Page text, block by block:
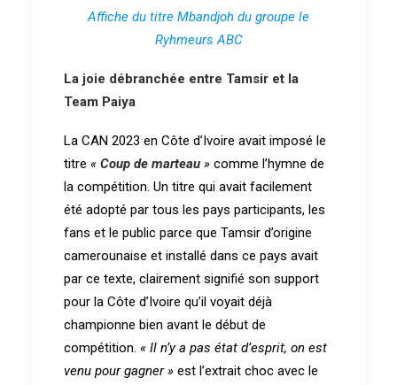
Affiche du titre Mbandjoh du groupe le
Ryhmeurs ABC
La joie débranchée entre Tamsir et la
Team Paiya
La CAN 2023 en Côte d’Ivoire avait imposé le
titre « Coup de marteau » comme l’hymne de
la compétition. Un titre qui avait facilement
été adopté par tous les pays participants, les
fans et le public parce que Tamsir d’origine
camerounaise et installé dans ce pays avait
par ce texte, clairement signifié son support
pour la Côte d’Ivoire qu’il voyait déjà
championne bien avant le début de
compétition. « Il n’y a pas état d’esprit, on est
venu pour gagner » est l’extrait choc avec le